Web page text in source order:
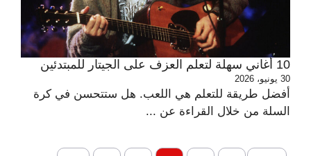
10 أغاني سهلة لتعلم العزف على الجيتار للمبتدئين
30 يونيو، 2026
أفضل طريقة للتعلم هي اللعب. هل ستتحسن في كرة
السلة من خلال القراءة عن ...